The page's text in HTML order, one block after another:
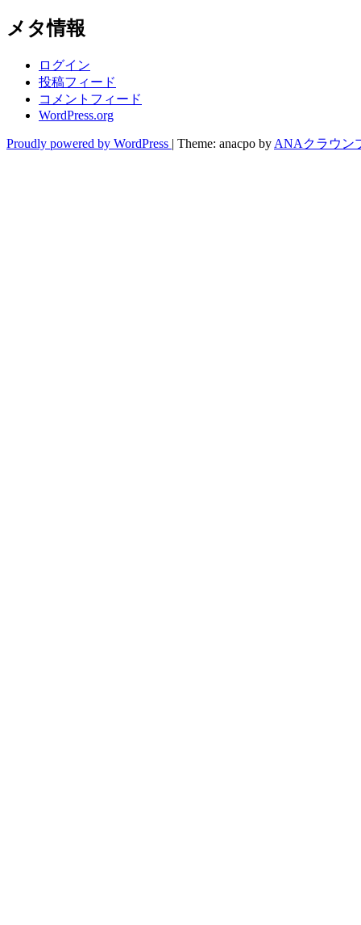
メタ情報
ログイン
投稿フィード
コメントフィード
WordPress.org
Proudly powered by WordPress | Theme: anacpo by ANAクラウン